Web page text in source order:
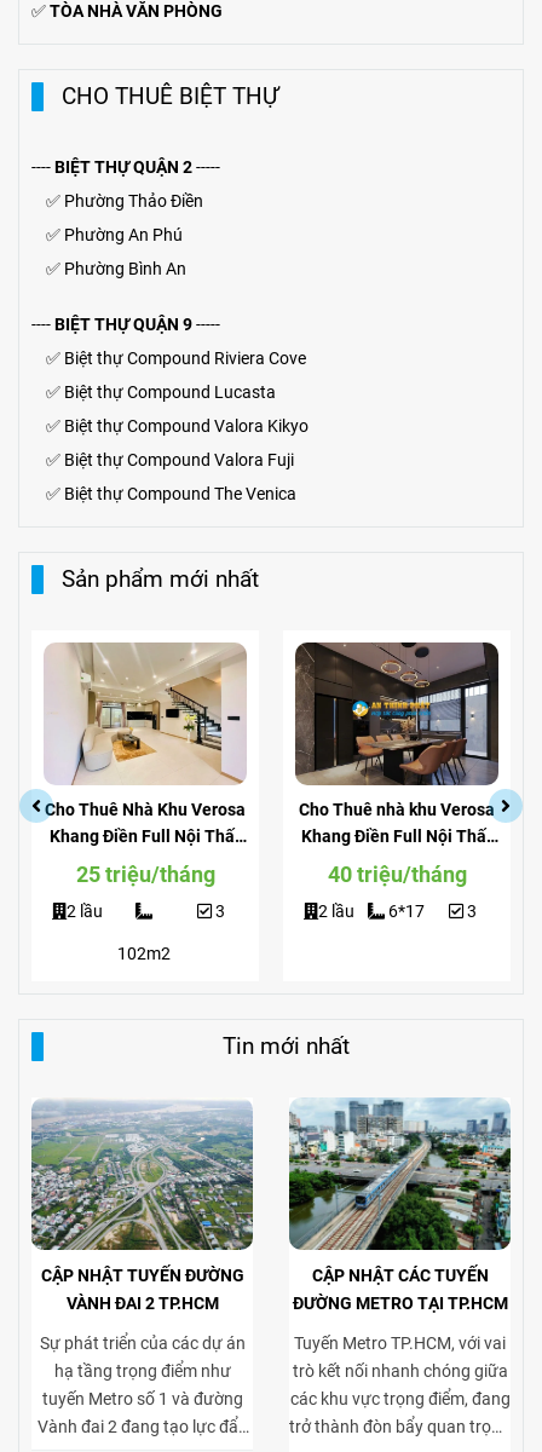
✅TÒA NHÀ VĂN PHÒNG
CHO THUÊ BIỆT THỰ
----BIỆT THỰ QUẬN 2-----
✅ Phường Thảo Điền
✅ Phường An Phú
✅ Phường Bình An
----BIỆT THỰ QUẬN 9-----
✅ Biệt thự Compound Riviera Cove
✅ Biệt thựCompound Lucasta
✅ Biệt thựCompound Valora Kikyo
✅ Biệt thự Compound Valora Fuji
✅ Biệt thự Compound The Venica
Sản phẩm mới nhất
Cho Thuê Nhà Khu Verosa
Khang Điền Full Nội Thất
Giá Siêu Rẻ
25 triệu/tháng
2 lầu
102m2
3
Cho Thuê nhà khu Verosa
Khang Điền Full Nội Thất
View Công Viên
40 triệu/tháng
2 lầu 6*17 3
Tin mới nhất
CẬP NHẬT TUYẾN ĐƯỜNG
VÀNH ĐAI 2 TP.HCM
Sự phát triển của các dự án
hạ tầng trọng điểm như
tuyến Metro số 1 và đường
Vành đai 2 đang tạo lực đẩy
CẬP NHẬT CÁC TUYẾN
ĐƯỜNG METRO TẠI TP.HCM
Tuyến Metro TP.HCM, với vai
trò kết nối nhanh chóng giữa
các khu vực trọng điểm, đang
trở thành đòn bẩy quan trọng